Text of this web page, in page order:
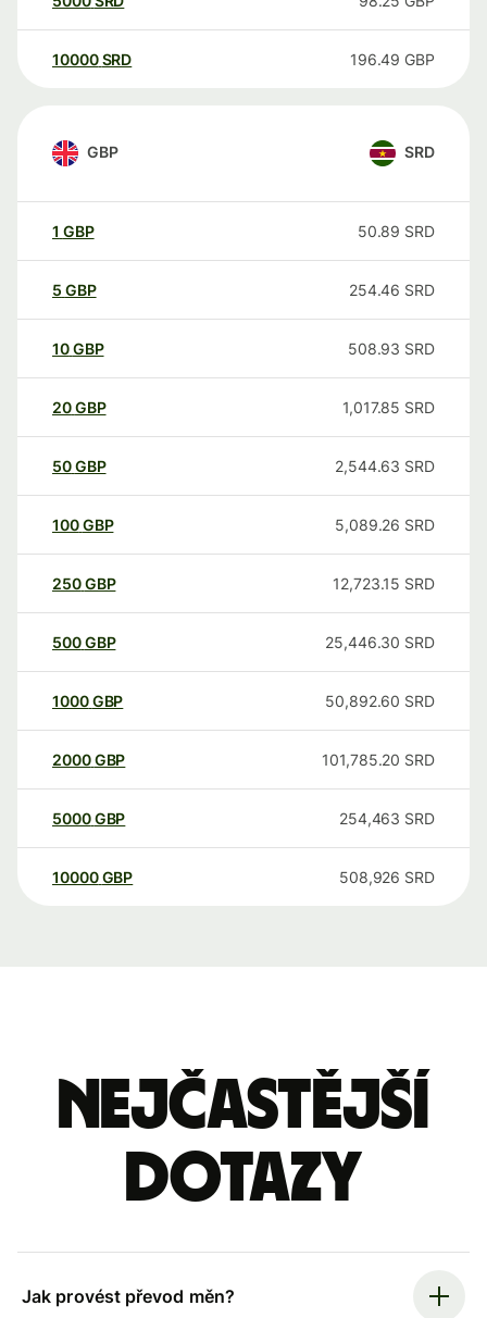
10000 SRD 196.49 GBP
GBP SRD
1 GBP 50.89 SRD
5 GBP 254.46 SRD
10GBP 508.93 SRD
20GBP 1,017.85 SRD
50GBP 2,544.63 SRD
100GBP 5,089.26 SRD
250GBP 12,723.15 SRD
500GBP 25,446.30 SRD
1000GBP 50,892.60 SRD
2000GBP 101,785.20 SRD
5000GBP 254,463 SRD
10000 GBP 508,926 SRD
Nejčastější
dotazy
Jak provést převod měn?